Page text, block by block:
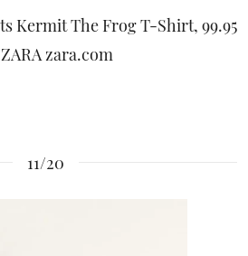
Kermit The Frog T-Shirt, 99.95
zara.com
11/20